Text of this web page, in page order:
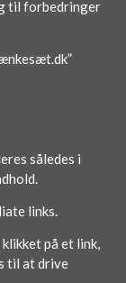
til forbedringer
således i
links.
på et link,
til at drive